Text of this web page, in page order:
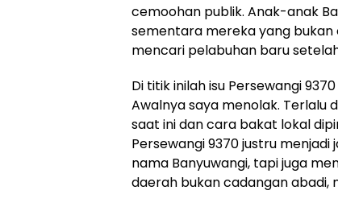
cemoohan publik. Anak-anak
sementara mereka yang bukan
mencari pelabuhan baru
Di titik inilah isu Persewangi
Awalnya saya menolak. Terlalu
saat ini dan cara bakat lokal
Persewangi 9370 justru
nama Banyuwangi, tapi juga
daerah bukan cadangan abadi,